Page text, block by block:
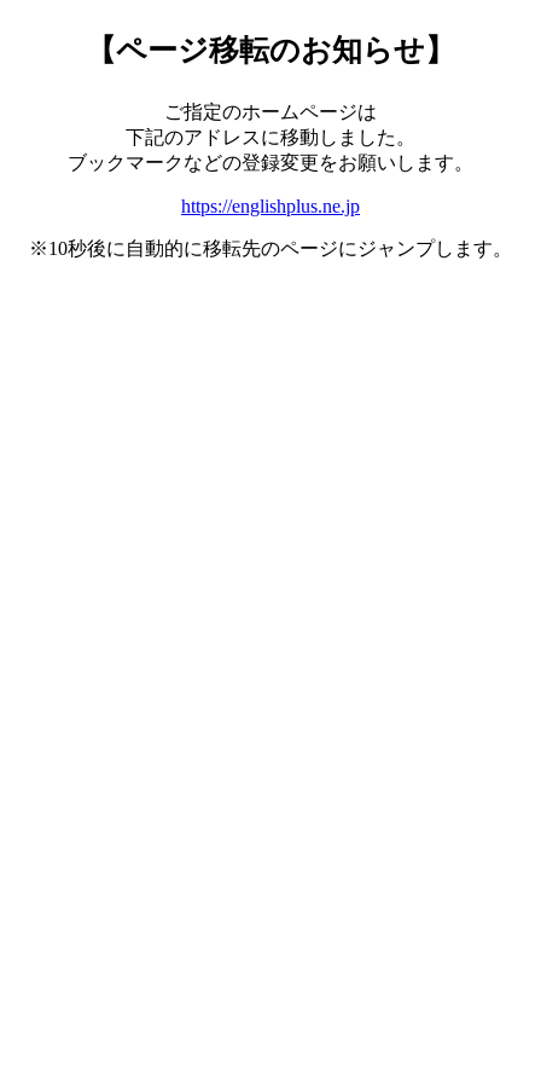
【ページ移転のお知らせ】
ご指定のホームページは
下記のアドレスに移動しました。
ブックマークなどの登録変更をお願いします。
https://englishplus.ne.jp
※10秒後に自動的に移転先のページにジャンプします。